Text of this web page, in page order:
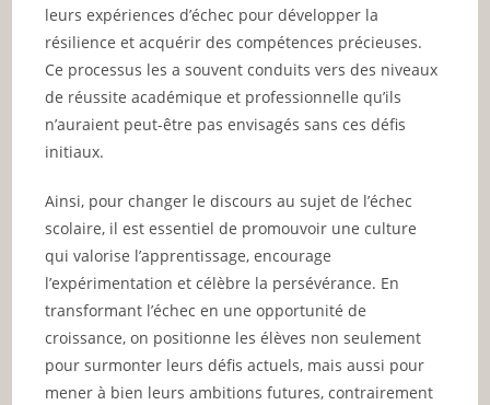
leurs expériences d’échec pour développer la
résilience et acquérir des compétences précieuses.
Ce processus les a souvent conduits vers des niveaux
de réussite académique et professionnelle qu’ils
n’auraient peut-être pas envisagés sans ces défis
initiaux.
Ainsi, pour changer le discours au sujet de l’échec
scolaire, il est essentiel de promouvoir une culture
qui valorise l’apprentissage, encourage
l’expérimentation et célèbre la persévérance. En
transformant l’échec en une opportunité de
croissance, on positionne les élèves non seulement
pour surmonter leurs défis actuels, mais aussi pour
mener à bien leurs ambitions futures, contrairement